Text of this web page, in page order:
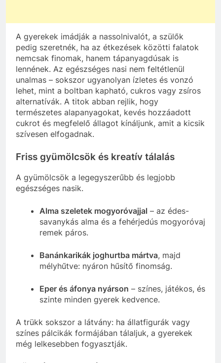
A gyerekek imádják a nassolnivalót, a szülők
pedig szeretnék, ha az étkezések közötti falatok
nemcsak finomak, hanem tápanyagdúsak is
lennének. Az egészséges nasi nem feltétlenül
unalmas – sokszor ugyanolyan ízletes és vonzó
lehet, mint a boltban kapható, cukros vagy zsíros
alternatívák. A titok abban rejlik, hogy
természetes alapanyagokat, kevés hozzáadott
cukrot és megfelelő állagot kínáljunk, amit a kicsik
szívesen elfogadnak.
Friss gyümölcsök és kreatív tálalás
A gyümölcsök a legegyszerűbb és legjobb
egészséges nasik.
Alma szeletek mogyoróvajjal – az édes-
savanykás alma és a fehérjedús mogyoróvaj
remek páros.
Banánkarikák joghurtba mártva, majd
mélyhűtve: nyáron hűsítő finomság.
Eper és áfonya nyárson – színes, játékos, és
szinte minden gyerek kedvence.
A trükk sokszor a látvány: ha állatfigurák vagy
színes pálcikák formájában tálaljuk, a gyerekek
még lelkesebben fogyasztják.